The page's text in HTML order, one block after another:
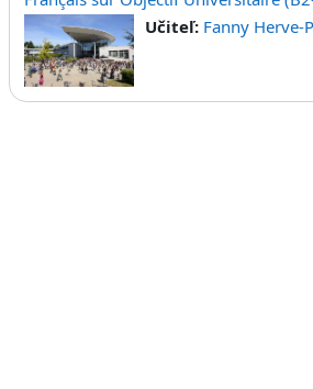
Učiteľ: Fanny Herve-